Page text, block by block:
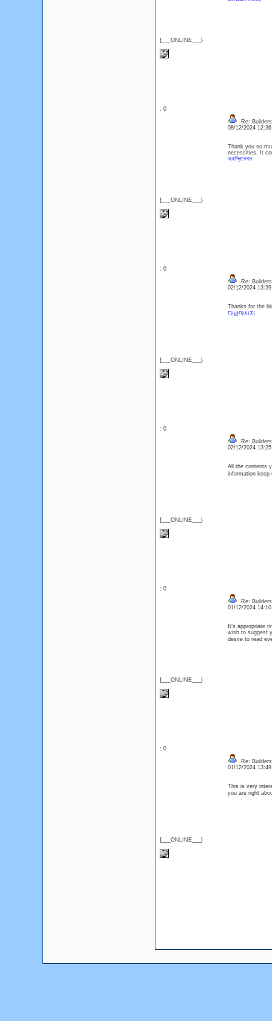
{___ONLINE___}
: 0
{___ONLINE___}
Re:
08/12/2024
Thank you so
necessities. It
অ্যাপ্লিকেশন
: 0
{___ONLINE___}
Re:
02/12/2024
Thanks for the
다낭마사지
: 0
{___ONLINE___}
Re:
02/12/2024
All the contents
information
: 0
{___ONLINE___}
Re:
01/12/2024
It’s appropriate
wish to suggest
desire to read
: 0
{___ONLINE___}
Re:
01/12/2024
This is very
you are right